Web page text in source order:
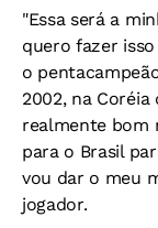
"Essa será a
quero fazer
o
2002, na
realmente bom
para o Brasil
vou dar o meu
jogador.